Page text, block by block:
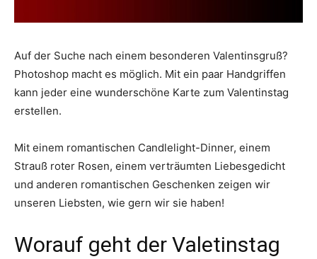
Auf der Suche nach einem besonderen Valentinsgruß?
Photoshop macht es möglich. Mit ein paar Handgriffen
kann jeder eine wunderschöne Karte zum Valentinstag
erstellen.
Mit einem romantischen Candlelight-Dinner, einem
Strauß roter Rosen, einem verträumten Liebesgedicht
und anderen romantischen Geschenken zeigen wir
unseren Liebsten, wie gern wir sie haben!
Worauf geht der Valetinstag